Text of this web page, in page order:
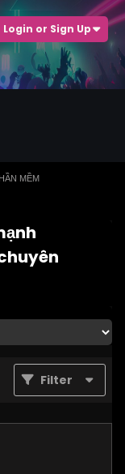
Login or Sign Up
MỀM
Filter